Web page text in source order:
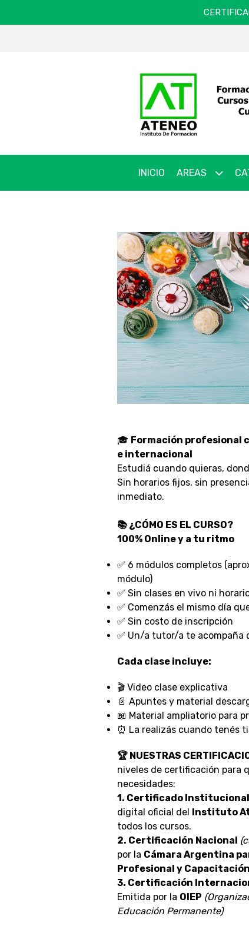
INICIO AREAS
🎓 Formación profesional
e internacional
Estudiá cuando quieras,
Sin horarios fijos, sin
inmediato.
📚 ¿CÓMO ES EL CURSO?
100% Online y a tu ritmo
✅ 6 módulos completos
módulo)
✅ Sin clases en vivo ni
✅ Comenzás el mismo día
✅ Sin costo de inscripción
✅ Un/a tutor/a te acompaña
Cada clase incluye:
🎬 Video clase explicativa
📄 Apuntes y material
📖 Material ampliatorio para
⏰ La realizás cuando tenés
🏆 NUESTRAS
niveles de certificación para
necesidades:
1. Certificado Institucional
digital oficial del Instituto
todos los cursos.
2. Certificación Nacional
por la Cámara Argentina
Profesional y
3. Certificación
Emitida por la OIEP
Educación Permanente)